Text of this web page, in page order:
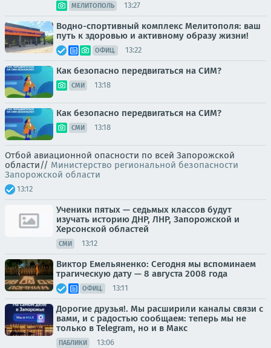
МЕЛИТОПОЛЬ 13:27
Водно-спортивный комплекс Мелитополя: ваш
путь к здоровью и активному образу жизни!
ОФИЦ. 13:22
Как безопасно передвигаться на СИМ?
СМИ 13:18
Как безопасно передвигаться на СИМ?
СМИ 13:18
Отбой авиационной опасности по всей Запорожской
области// Министерство региональной безопасности
Запорожской области
13:12
Ученики пятых — седьмых классов будут
изучать историю ДНР, ЛНР, Запорожской и
Херсонской областей
СМИ 13:12
Виктор Емельяненко: Сегодня мы вспоминаем
трагическую дату — 8 августа 2008 года
ОФИЦ. 13:11
Дорогие друзья!. Мы расширили каналы связи с
вами, и с радостью сообщаем: теперь мы не
только в Telegram, но и в Макс
ПАБЛИКИ 13:06